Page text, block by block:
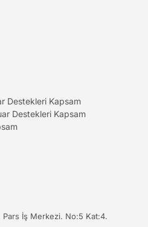
Destekleri Kapsam
Destekleri Kapsam
İş Merkezi. No:5 Kat:4.